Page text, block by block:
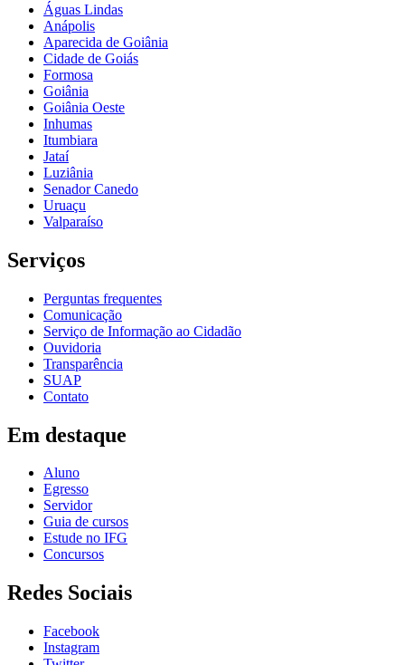
Águas Lindas
Anápolis
Aparecida de Goiânia
Cidade de Goiás
Formosa
Goiânia
Goiânia Oeste
Inhumas
Itumbiara
Jataí
Luziânia
Senador Canedo
Uruaçu
Valparaíso
Serviços
Perguntas frequentes
Comunicação
Serviço de Informação ao Cidadão
Ouvidoria
Transparência
SUAP
Contato
Em destaque
Aluno
Egresso
Servidor
Guia de cursos
Estude no IFG
Concursos
Redes Sociais
Facebook
Instagram